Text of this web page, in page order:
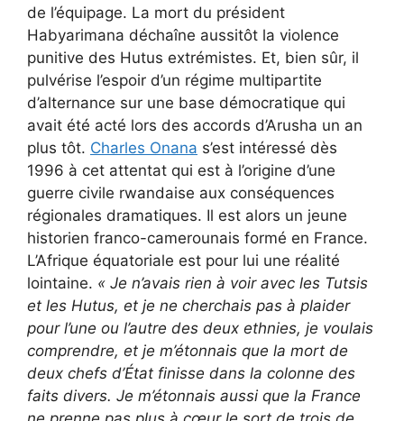
de l’équipage. La mort du président
Habyarimana déchaîne aussitôt la violence
punitive des Hutus extrémistes. Et, bien sûr, il
pulvérise l’espoir d’un régime multipartite
d’alternance sur une base démocratique qui
avait été acté lors des accords d’Arusha un an
plus tôt. Charles Onana s’est intéressé dès
1996 à cet attentat qui est à l’origine d’une
guerre civile rwandaise aux conséquences
régionales dramatiques. Il est alors un jeune
historien franco-camerounais formé en France.
L’Afrique équatoriale est pour lui une réalité
lointaine. « Je n’avais rien à voir avec les Tutsis
et les Hutus, et je ne cherchais pas à plaider
pour l’une ou l’autre des deux ethnies, je voulais
comprendre, et je m’étonnais que la mort de
deux chefs d’État finisse dans la colonne des
faits divers. Je m’étonnais aussi que la France